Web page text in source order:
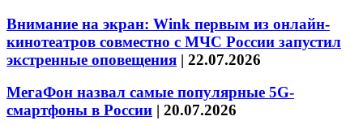
Внимание на экран: Wink первым из онлайн-
кинотеатров совместно с МЧС России запустил
экстренные оповещения | 22.07.2026
МегаФон назвал самые популярные 5G-
смартфоны в России | 20.07.2026